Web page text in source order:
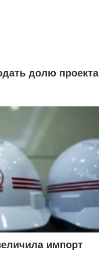
долю проекта
импорт